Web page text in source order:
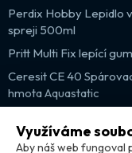
Perdix Hobby Lepidlo
spreji 500ml
Pritt Multi Fix lepící
Ceresit CE 40
hmota Aquastatic
Partnerské weby
Využíváme
Aby náš web fungoval